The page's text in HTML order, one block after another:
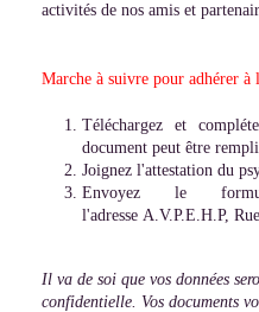
activités de nos amis et
Marche à suivre pour adhérer à
Téléchargez et
document peut être
Joignez l'attestation du
Envoyez le
l'adresse A.V.P.E.H.P,
Il va de soi que vos données
confidentielle. Vos documents